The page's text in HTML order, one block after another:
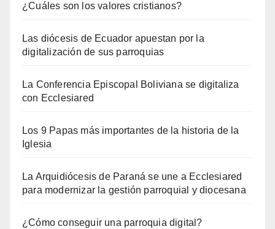
¿Cuáles son los valores cristianos?
Las diócesis de Ecuador apuestan por la
digitalización de sus parroquias
La Conferencia Episcopal Boliviana se digitaliza
con Ecclesiared
Los 9 Papas más importantes de la historia de la
Iglesia
La Arquidiócesis de Paraná se une a Ecclesiared
para modernizar la gestión parroquial y diocesana
¿Cómo conseguir una parroquia digital?